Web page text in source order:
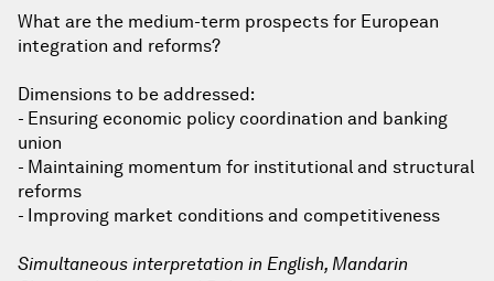
What are the medium-term prospects for European
integration and reforms?
Dimensions to be addressed:
- Ensuring economic policy coordination and banking
union
- Maintaining momentum for institutional and structural
reforms
- Improving market conditions and competitiveness
Simultaneous interpretation in English, Mandarin